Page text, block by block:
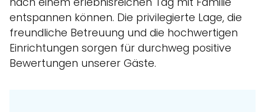
entspannen können. Die privilegierte Lage, die
freundliche Betreuung und die hochwertigen
Einrichtungen sorgen für durchweg positive
Bewertungen unserer Gäste.